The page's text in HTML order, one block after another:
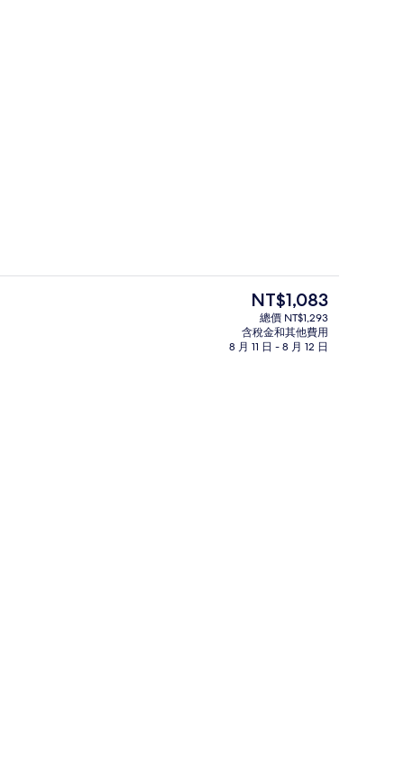
套房, 1 間臥室 | 露台/庭院
目
前
的
價
NT$1,083
總價 NT$1,293
含稅金和其他費用
8 月 11 日 - 8 月 12 日